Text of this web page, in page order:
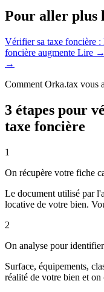
Pour aller plus
Vérifier sa taxe foncière :
foncière augmente Lire →
→
Comment Orka.tax vous
3 étapes pour
taxe foncière
1
On récupère votre fiche
Le document utilisé par
locative de votre bien.
2
On analyse pour
Surface, équipements,
réalité de votre bien et